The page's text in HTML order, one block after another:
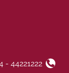
Number
- 44221222